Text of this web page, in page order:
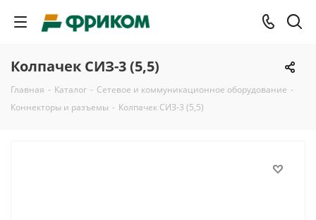
Колпачек СИЗ-3 (5,5)
Главная - Каталог - Сетевое и коммуникационное оборудование -
Коннекторы и разъемы - Колпачек СИЗ-3 (5,5)